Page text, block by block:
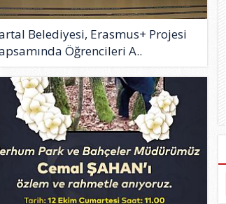
Belediyesi, Erasmus+ Projesi
Öğrencileri A..